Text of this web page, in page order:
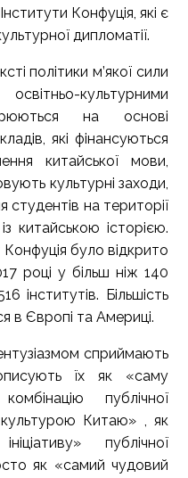
Конфуція, які є
дипломатії.
політики м’якої сили
культурними
на основі
які фінансуються
китайської мови,
культурні заходи,
на території
китайською історією.
було відкрито
році у більш ніж 140
інститутів. Більшість
в Європі та Америці.
сприймають
їх як «саму
публічної
культурою Китаю» , як
публічної
як «самий чудовий